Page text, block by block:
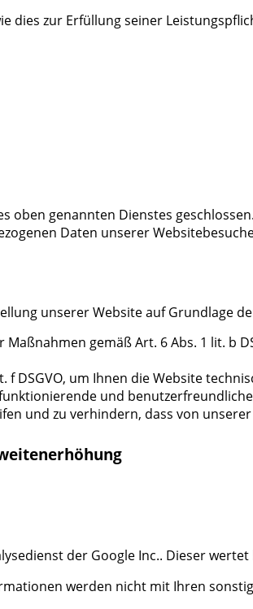
dies zur Erfüllung seiner
oben genannten Dienstes
Daten unserer
unserer Website auf Grundlage
gemäß Art. 6 Abs. 1 lit. b
DSGVO, um Ihnen die Website
und
und zu verhindern, dass von
der Google Inc.. Dieser
werden nicht mit Ihren